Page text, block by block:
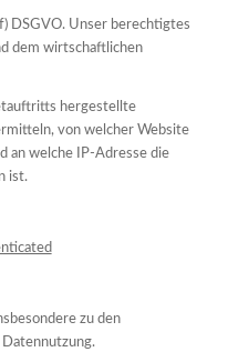
DSGVO. Unser berechtigtes
dem wirtschaftlichen
hergestellte
von welcher Website
an welche IP-Adresse die
ist.
zu den